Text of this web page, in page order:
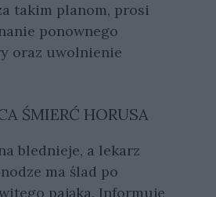
takim planom, prosi
ponownego
oraz uwolnienie
ŚMIERĆ HORUSA
blednieje, a lekarz
ma ślad po
pająka. Informuje